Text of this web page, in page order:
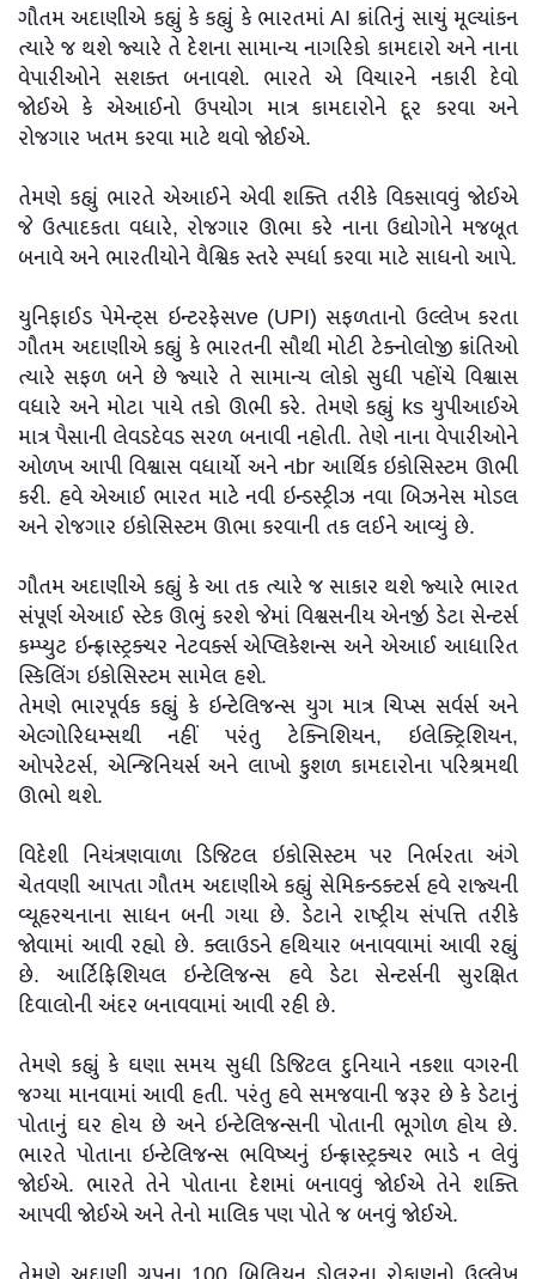
ગૌતમ અદાણીએ કહ્યું કે કહ્યું કે ભારતમાં AI ક્રાંતિનું સાચું મૂલ્યાંકન
ત્યારે જ થશે જ્યારે તે દેશના સામાન્ય નાગરિકો કામદારો અને નાના
વેપારીઓને સશક્ત બનાવશે. ભારતે એ વિચારને નકારી દેવો
જોઈએ કે એઆઈનો ઉપયોગ માત્ર કામદારોને દૂર કરવા અને
રોજગાર ખતમ કરવા માટે થવો જોઈએ.
તેમણે કહ્યું ભારતે એઆઈને એવી શક્તિ તરીકે વિકસાવવું જોઈએ
જે ઉત્પાદકતા વધારે, રોજગાર ઊભા કરે નાના ઉદ્યોગોને મજબૂત
બનાવે અને ભારતીયોને વૈશ્વિક સ્તરે સ્પર્ધા કરવા માટે સાધનો આપે.
યુનિફાઈડ પેમેન્ટ્સ ઇન્ટરફેસve (UPI) સફળતાનો ઉલ્લેખ કરતા
ગૌતમ અદાણીએ કહ્યું કે ભારતની સૌથી મોટી ટેક્નોલોજી ક્રાંતિઓ
ત્યારે સફળ બને છે જ્યારે તે સામાન્ય લોકો સુધી પહોંચે વિશ્વાસ
વધારે અને મોટા પાયે તકો ઊભી કરે. તેમણે કહ્યું ks યુપીઆઈએ
માત્ર પૈસાની લેવડદેવડ સરળ બનાવી નહોતી. તેણે નાના વેપારીઓને
ઓળખ આપી વિશ્વાસ વધાર્યો અને નbr આર્થિક ઇકોસિસ્ટમ ઊભી
કરી. હવે એઆઈ ભારત માટે નવી ઇન્ડસ્ટ્રીઝ નવા બિઝનેસ મોડલ
અને રોજગાર ઇકોસિસ્ટમ ઊભા કરવાની તક લઈને આવ્યું છે.
ગૌતમ અદાણીએ કહ્યું કે આ તક ત્યારે જ સાકાર થશે જ્યારે ભારત
સંપૂર્ણ એઆઈ સ્ટેક ઊભું કરશે જેમાં વિશ્વસનીય એનર્જી ડેટા સેન્ટર્સ
કમ્પ્યુટ ઇન્ફ્રાસ્ટ્રક્ચર નેટવર્ક્સ એપ્લિકેશન્સ અને એઆઈ આધારિત
સ્કિલિંગ ઇકોસિસ્ટમ સામેલ હશે.
તેમણે ભારપૂર્વક કહ્યું કે ઇન્ટેલિજન્સ યુગ માત્ર ચિપ્સ સર્વર્સ અને
એલ્ગોરિધમ્સથી નહીં પરંતુ ટેક્નિશિયન, ઇલેક્ટ્રિશિયન,
ઓપરેટર્સ, એન્જિનિયર્સ અને લાખો કુશળ કામદારોના પરિશ્રમથી
ઊભો થશે.
વિદેશી નિયંત્રણવાળા ડિજિટલ ઇકોસિસ્ટમ પર નિર્ભરતા અંગે
ચેતવણી આપતા ગૌતમ અદાણીએ કહ્યું સેમિકન્ડક્ટર્સ હવે રાજ્યની
વ્યૂહરચનાના સાધન બની ગયા છે. ડેટાને રાષ્ટ્રીય સંપત્તિ તરીકે
જોવામાં આવી રહ્યો છે. ક્લાઉડને હથિયાર બનાવવામાં આવી રહ્યું
છે. આર્ટિફિશિયલ ઇન્ટેલિજન્સ હવે ડેટા સેન્ટર્સની સુરક્ષિત
દિવાલોની અંદર બનાવવામાં આવી રહી છે.
તેમણે કહ્યું કે ઘણા સમય સુધી ડિજિટલ દુનિયાને નકશા વગરની
જગ્યા માનવામાં આવી હતી. પરંતુ હવે સમજવાની જરૂર છે કે ડેટાનું
પોતાનું ઘર હોય છે અને ઇન્ટેલિજન્સની પોતાની ભૂગોળ હોય છે.
ભારતે પોતાના ઇન્ટેલિજન્સ ભવિષ્યનું ઇન્ફ્રાસ્ટ્રક્ચર ભાડે ન લેવું
જોઈએ. ભારતે તેને પોતાના દેશમાં બનાવવું જોઈએ તેને શક્તિ
આપવી જોઈએ અને તેનો માલિક પણ પોતે જ બનવું જોઈએ.